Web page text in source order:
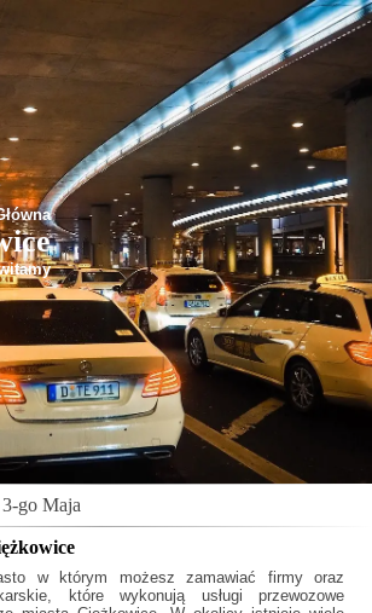
3-go Maja
w którym możesz zamawiać firmy oraz
które wykonują usługi przewozowe